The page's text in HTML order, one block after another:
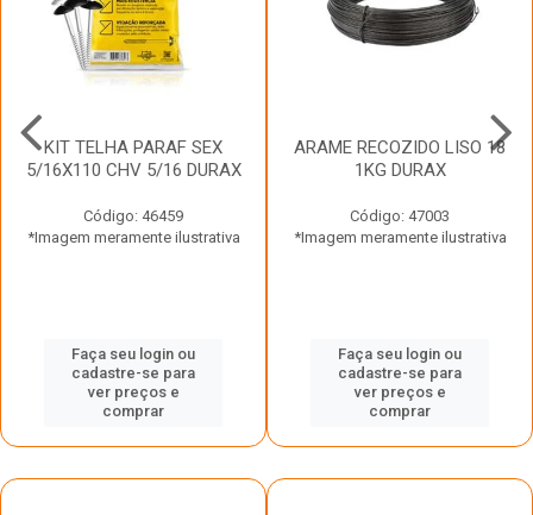
KIT TELHA PARAF SEX
5/16X110 CHV 5/16 DURAX
Código: 46459
*Imagem meramente ilustrativa
Faça seu login ou
cadastre-se para
ver preços e
comprar
ARAME RECOZIDO LISO 18
1KG DURAX
Código: 47003
*Imagem meramente ilustrativa
Faça seu login ou
cadastre-se para
ver preços e
comprar